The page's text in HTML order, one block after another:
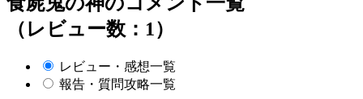
（レビュー数：1）
レビュー・感想一覧
報告・質問攻略一覧